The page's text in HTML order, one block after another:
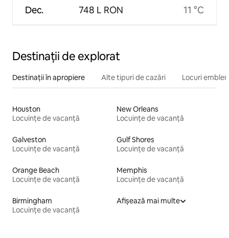
Dec. 748 L RON 11 °C
Destinații de explorat
Destinații în apropiere Alte tipuri de cazări Locuri
Houston
Locuințe de vacanță
New Orleans
Locuințe de vacanță
Galveston
Locuințe de vacanță
Gulf Shores
Locuințe de vacanță
Orange Beach
Locuințe de vacanță
Memphis
Locuințe de vacanță
Birmingham
Locuințe de vacanță
Afișează mai multe